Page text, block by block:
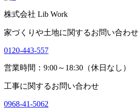
株式会社 Lib Work
家づくりや土地に関するお問い合わせ
0120-443-557
営業時間：9:00～18:30（休日なし）
工事に関するお問い合わせ
0968-41-5062